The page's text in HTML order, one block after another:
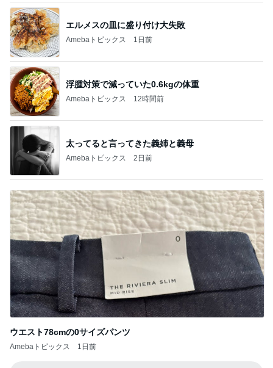
エルメスの皿に盛り付け大失敗
Amebaトピックス 1日前
浮腫対策で減っていた0.6kgの体重
Amebaトピックス 12時間前
太ってると言ってきた義姉と義母
Amebaトピックス 2日前
ウエスト78cmの0サイズパンツ
Amebaトピックス 1日前